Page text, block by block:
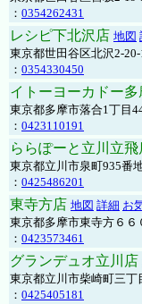
： 0354262431
レシピ下北沢店 地図
東京都世田谷区北沢2-
： 0354330450
イトーヨーカドー
東京都多摩市落合1丁目
： 0423110191
ららぽーと立川立飛
東京都立川市泉町935番
： 0425486201
東寺方店 地図 詳細 お
東京都多摩市東寺方６６
： 0423573461
グランデュオ立川店
東京都立川市柴崎町三
： 0425405181